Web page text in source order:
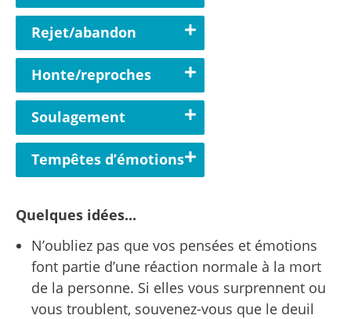
Rejet/abandon
Honte/reproches
Soulagement
Tempêtes d’émotions
Quelques idées...
N’oubliez pas que vos pensées et émotions
font partie d’une réaction normale à la mort
de la personne. Si elles vous surprennent ou
vous troublent, souvenez-vous que le deuil